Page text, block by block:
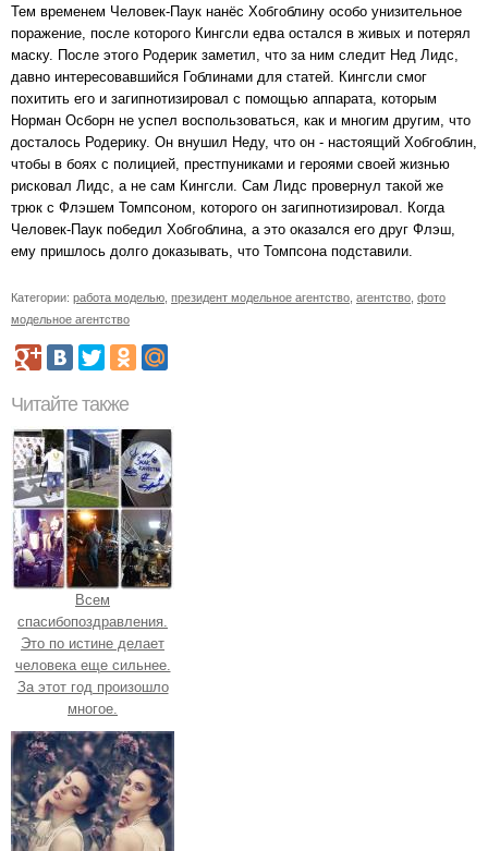
Тем временем Человек-Паук нанёс Хобгоблину особо унизительное
поражение, после которого Кингсли едва остался в живых и потерял
маску. После этого Родерик заметил, что за ним следит Нед Лидс,
давно интересовавшийся Гоблинами для статей. Кингсли смог
похитить его и загипнотизировал с помощью аппарата, которым
Норман Осборн не успел воспользоваться, как и многим другим, что
досталось Родерику. Он внушил Неду, что он - настоящий Хобгоблин,
чтобы в боях с полицией, престпуниками и героями своей жизнью
рисковал Лидс, а не сам Кингсли. Сам Лидс провернул такой же
трюк с Флэшем Томпсоном, которого он загипнотизировал. Когда
Человек-Паук победил Хобгоблина, а это оказался его друг Флэш,
ему пришлось долго доказывать, что Томпсона подставили.
Категории: работа моделью президент модельное агентство агентство фото
модельное агентство
Читайте также
Всем
спасибопоздравления.
Это по истине делает
человека еще сильнее.
За этот год произошло
многое.